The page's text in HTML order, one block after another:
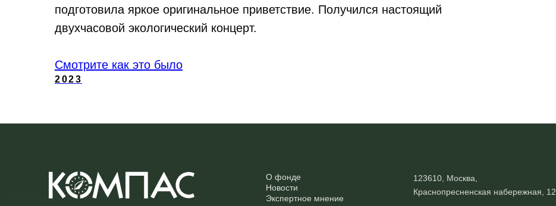
подготовила яркое оригинальное приветствие. Получился настоящий
двухчасовой экологический концерт.
Смотрите как это было
2023
О фонде
Новости
Экспертное мнение
123610, Москва,
Краснопресненская набережная, 12